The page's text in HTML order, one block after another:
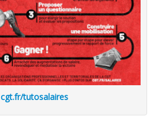
cgt.fr/tutosalaires